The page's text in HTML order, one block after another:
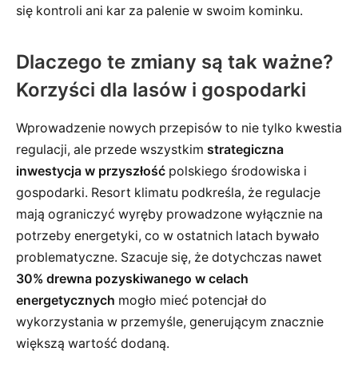
się kontroli ani kar za palenie w swoim kominku.
Dlaczego te zmiany są tak ważne?
Korzyści dla lasów i gospodarki
Wprowadzenie nowych przepisów to nie tylko kwestia
regulacji, ale przede wszystkim strategiczna
inwestycja w przyszłość polskiego środowiska i
gospodarki. Resort klimatu podkreśla, że regulacje
mają ograniczyć wyręby prowadzone wyłącznie na
potrzeby energetyki, co w ostatnich latach bywało
problematyczne. Szacuje się, że dotychczas nawet
30% drewna pozyskiwanego w celach
energetycznych mogło mieć potencjał do
wykorzystania w przemyśle, generującym znacznie
większą wartość dodaną.